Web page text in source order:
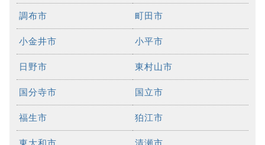
調布市 町田市
小金井市 小平市
日野市 東村山市
国分寺市 国立市
福生市 狛江市